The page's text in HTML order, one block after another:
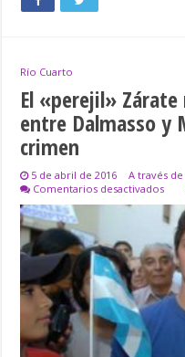
Río Cuarto
El «perejil»
entre Dalmasso y
crimen
5 de abril de 2016 A través
Comentarios desactivadosen
una
entre